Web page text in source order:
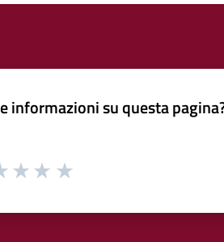
informazioni su questa